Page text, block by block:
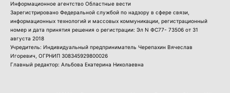
Информационное агентство Областные вести
Зарегистрировано Федеральной службой по надзору в сфере связи,
информационных технологий и массовых коммуникации, регистрационный
номер и дата принятия решения о регистрации: Эл N ФС77- 73506 от 31
августа 2018
Учредитель: Индивидуальный предприниматель Черепахин Вячеслав
Игоревич, ОГРНИП 308345929800026
Главный редактор: Альбова Екатерина Николаевна